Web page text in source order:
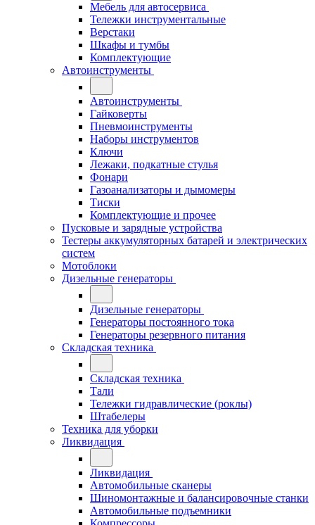
Мебель для автосервиса
Тележки инструментальные
Верстаки
Шкафы и тумбы
Комплектующие
Автоинструменты
Автоинструменты
Гайковерты
Пневмоинструменты
Наборы инструментов
Ключи
Лежаки, подкатные стулья
Фонари
Газоанализаторы и дымомеры
Тиски
Комплектующие и прочее
Пусковые и зарядные устройства
Тестеры аккумуляторных батарей и электрических
систем
Мотоблоки
Дизельные генераторы
Дизельные генераторы
Генераторы постоянного тока
Генераторы резервного питания
Складская техника
Складская техника
Тали
Тележки гидравлические (роклы)
Штабелеры
Техника для уборки
Ликвидация
Ликвидация
Автомобильные сканеры
Шиномонтажные и балансировочные станки
Автомобильные подъемники